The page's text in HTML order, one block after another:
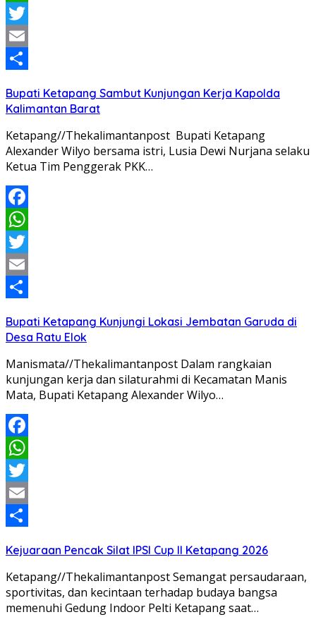
WhatsApp
Twitter
Email
Bupati Ketapang Sambut Kunjungan Kerja Kapolda
Kalimantan Barat
Ketapang//Thekalimantanpost Bupati Ketapang
Alexander Wilyo bersama istri, Lusia Dewi Nurjana selaku
Ketua Tim Penggerak PKK…
Facebook
WhatsApp
Twitter
Email
Bupati Ketapang Kunjungi Lokasi Jembatan Garuda di
Desa Ratu Elok
Manismata//Thekalimantanpost Dalam rangkaian
kunjungan kerja dan silaturahmi di Kecamatan Manis
Mata, Bupati Ketapang Alexander Wilyo…
Facebook
WhatsApp
Twitter
Email
Kejuaraan Pencak Silat IPSI Cup II Ketapang 2026
Ketapang//Thekalimantanpost Semangat persaudaraan,
sportivitas, dan kecintaan terhadap budaya bangsa
memenuhi Gedung Indoor Pelti Ketapang saat…